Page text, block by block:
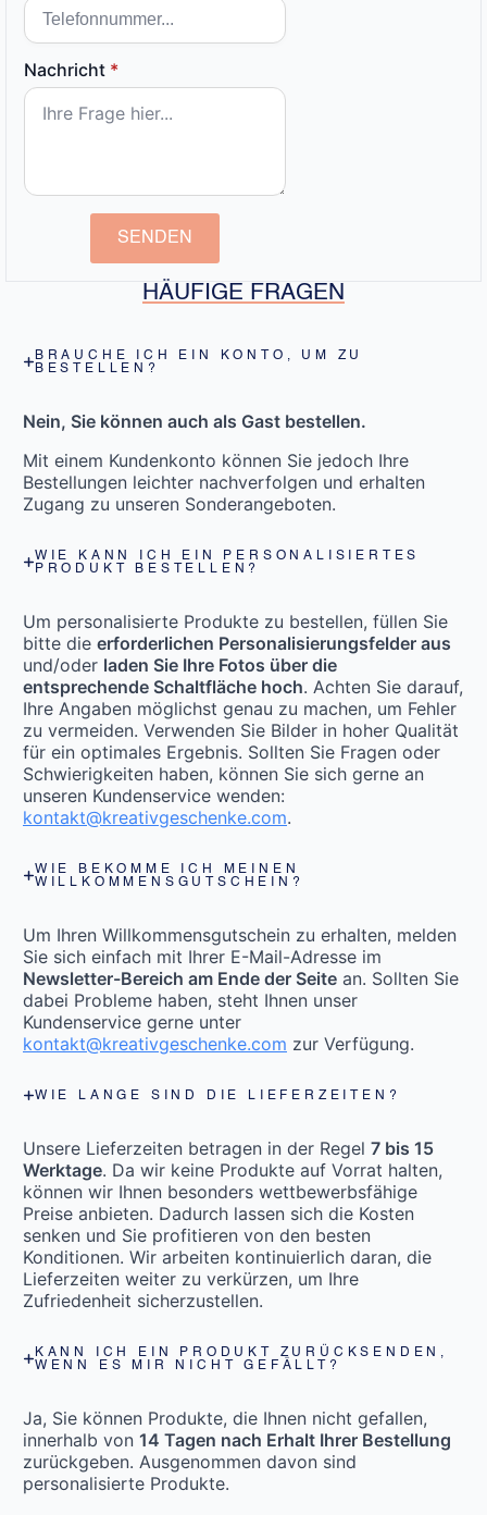
Nachricht *
SENDEN
HÄUFIGE FRAGEN
BRAUCHE ICH EIN KONTO, UM ZU
BESTELLEN?
Nein, Sie können auch als Gast bestellen.
Mit einem Kundenkonto können Sie jedoch Ihre
Bestellungen leichter nachverfolgen und erhalten
Zugang zu unseren Sonderangeboten.
WIE KANN ICH EIN PERSONALISIERTES
PRODUKT BESTELLEN?
Um personalisierte Produkte zu bestellen, füllen Sie
bitte die erforderlichen Personalisierungsfelder aus
und/oder laden Sie Ihre Fotos über die
entsprechende Schaltfläche hoch. Achten Sie darauf,
Ihre Angaben möglichst genau zu machen, um Fehler
zu vermeiden. Verwenden Sie Bilder in hoher Qualität
für ein optimales Ergebnis. Sollten Sie Fragen oder
Schwierigkeiten haben, können Sie sich gerne an
unseren Kundenservice wenden:
kontakt@kreativgeschenke.com.
WIE BEKOMME ICH MEINEN
WILLKOMMENSGUTSCHEIN?
Um Ihren Willkommensgutschein zu erhalten, melden
Sie sich einfach mit Ihrer E-Mail-Adresse im
Newsletter-Bereich am Ende der Seite an. Sollten Sie
dabei Probleme haben, steht Ihnen unser
Kundenservice gerne unter
kontakt@kreativgeschenke.com zur Verfügung.
WIE LANGE SIND DIE LIEFERZEITEN?
Unsere Lieferzeiten betragen in der Regel 7 bis 15
Werktage. Da wir keine Produkte auf Vorrat halten,
können wir Ihnen besonders wettbewerbsfähige
Preise anbieten. Dadurch lassen sich die Kosten
senken und Sie profitieren von den besten
Konditionen. Wir arbeiten kontinuierlich daran, die
Lieferzeiten weiter zu verkürzen, um Ihre
Zufriedenheit sicherzustellen.
KANN ICH EIN PRODUKT ZURÜCKSENDEN,
WENN ES MIR NICHT GEFÄLLT?
Ja, Sie können Produkte, die Ihnen nicht gefallen,
innerhalb von 14 Tagen nach Erhalt Ihrer Bestellung
zurückgeben. Ausgenommen davon sind
personalisierte Produkte.